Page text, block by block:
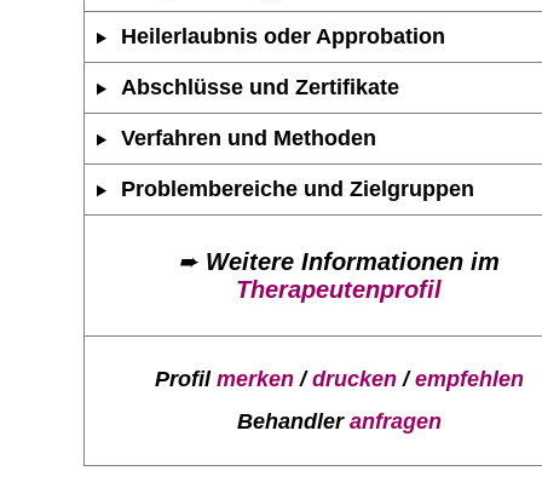
Heilerlaubnis oder Approbation
Abschlüsse und Zertifikate
Verfahren und Methoden
Problembereiche und Zielgruppen
➨ Weitere Informationen im
Therapeutenprofil
Profil merken/drucken/empfehlen
Behandler anfragen